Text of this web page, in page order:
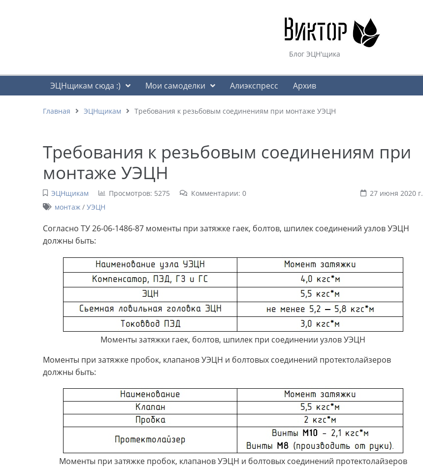
Блог ЭЦН'щика
ЭЦНщикам сюда :) Мои самоделки Алиэкспресс Архив
Главная ЭЦНщикам Требования к резьбовым соединениям при монтаже УЭЦН
Требования к резьбовым соединениям при
монтаже УЭЦН
ЭЦНщикам Просмотров: 5275 Комментарии: 0
27 июня 2020 г.
монтаж/ УЭЦН
Согласно ТУ 26-06-1486-87 моменты при затяжке гаек, болтов, шпилек соединений узлов УЭЦН
должны быть:
Моменты затяжки гаек, болтов, шпилек при соединении узлов УЭЦН
Моменты при затяжке пробок, клапанов УЭЦН и болтовых соединений протектолайзеров
должны быть:
Моменты при затяжке пробок, клапанов УЭЦН и болтовых соединений протектолайзеров